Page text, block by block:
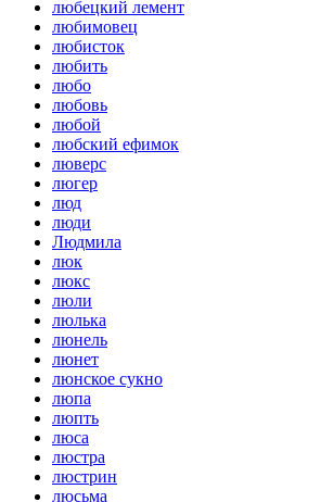
любецкий лемент
любимовец
любисток
любить
любо
любовь
любой
любский ефимок
люверс
люгер
люд
люди
Людмила
люк
люкс
люли
люлька
люнель
люнет
люнское сукно
люпа
люпть
люса
люстра
люстрин
люсьма